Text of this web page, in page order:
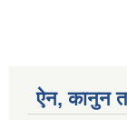
ऐन, कानुन